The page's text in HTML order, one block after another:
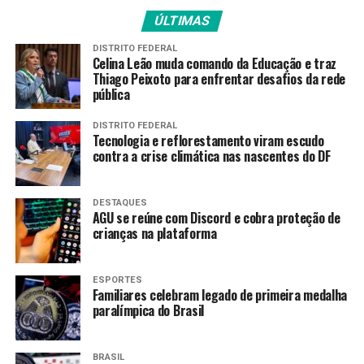
Fachada do Hospital Universitário Clementino Fraga
Filho na Cidade Universitária – Foto
Rosa/Agência Brasil
ÚLTIMAS
DISTRITO FEDERAL
Celina Leão muda comando da Educação e traz
Thiago Peixoto para enfrentar desafios da rede
pública
DISTRITO FEDERAL
Tecnologia e reflorestamento viram escudo
contra a crise climática nas nascentes do DF
DESTAQUES
AGU se reúne com Discord e cobra proteção de
crianças na plataforma
ESPORTES
Familiares celebram legado de primeira medalha
paralímpica do Brasil
BRASIL